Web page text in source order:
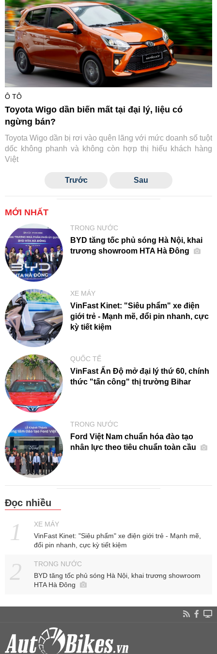
Ô TÔ
Toyota Wigo dần biến mất tại đại lý, liệu có
ngừng bán?
Toyota Wigo dần bị rơi vào quên lãng với mức doanh số tuột
dốc không phanh và không còn hợp thị hiếu khách hàng
Việt
Trước Sau
MỚI NHẤT
TRONG NƯỚC
BYD tăng tốc phủ sóng Hà Nội, khai
trương showroom HTA Hà Đông
XE MÁY
VinFast Kinet: "Siêu phẩm" xe điện
giới trẻ - Mạnh mẽ, đổi pin nhanh, cực
kỳ tiết kiệm
QUỐC TẾ
VinFast Ấn Độ mở đại lý thứ 60, chính
thức "tấn công" thị trường Bihar
TRONG NƯỚC
Ford Việt Nam chuẩn hóa đào tạo
nhân lực theo tiêu chuẩn toàn cầu
Đọc nhiều
XE MÁY
VinFast Kinet: "Siêu phẩm" xe điện giới trẻ - Mạnh mẽ,
đổi pin nhanh, cực kỳ tiết kiệm
TRONG NƯỚC
BYD tăng tốc phủ sóng Hà Nội, khai trương showroom
HTA Hà Đông